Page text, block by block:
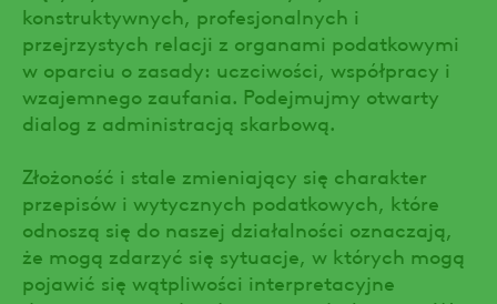
konstruktywnych, profesjonalnych i
przejrzystych relacji z organami podatkowymi
w oparciu o zasady: uczciwości, współpracy i
wzajemnego zaufania. Podejmujmy otwarty
dialog z administracją skarbową.
Złożoność i stale zmieniający się charakter
przepisów i wytycznych podatkowych, które
odnoszą się do naszej działalności oznaczają,
że mogą zdarzyć się sytuacje, w których mogą
pojawić się wątpliwości interpretacyjne